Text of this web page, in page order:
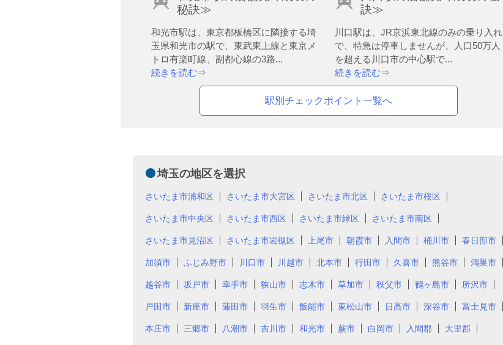
秘訣≫
和光市駅は、東京都板橋区に隣接する埼
玉県和光市の駅で、東武東上線と東京メ
トロ有楽町線、副都心線の3路...
続きを読む⇒
訣≫
川口駅は、JR京浜東北線のみの乗り入れ
で、特急は停車しませんが、人口50万人
を超える川口市の中心駅で...
続きを読む⇒
駅別チェックポイント一覧へ
埼玉の地区を選択
さいたま市浦和区 さいたま市大宮区 さいたま市北区 さいたま市桜区
さいたま市中央区 さいたま市西区 さいたま市緑区 さいたま市南区
さいたま市見沼区 さいたま市岩槻区 上尾市 朝霞市 入間市 桶川市 春日部市
加須市 ふじみ野市 川口市 川越市 北本市 行田市 久喜市 熊谷市 鴻巣市
越谷市 坂戸市 幸手市 狭山市 志木市 草加市 秩父市 鶴ヶ島市 所沢市
戸田市 新座市 蓮田市 羽生市 飯能市 東松山市 日高市 深谷市 富士見市
本庄市 三郷市 八潮市 吉川市 和光市 蕨市 白岡市 入間郡 大里郡